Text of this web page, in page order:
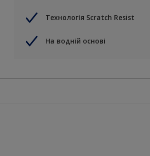
Технологія Scratch Resist
На водній основі